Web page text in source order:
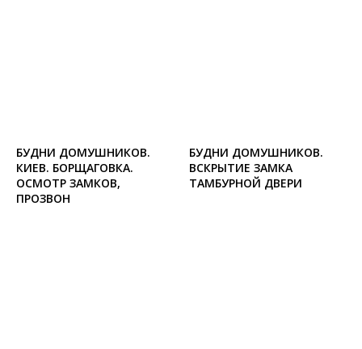
БУДНИ ДОМУШНИКОВ.
КИЕВ. БОРЩАГОВКА.
ОСМОТР ЗАМКОВ,
ПРОЗВОН
БУДНИ ДОМУШНИКОВ.
ВСКРЫТИЕ ЗАМКА
ТАМБУРНОЙ ДВЕРИ